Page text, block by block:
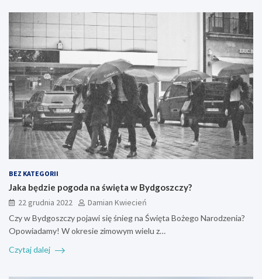
BEZ KATEGORII
Jaka będzie pogoda na święta w Bydgoszczy?
22 grudnia 2022
Damian Kwiecień
Czy w Bydgoszczy pojawi się śnieg na Święta Bożego Narodzenia?
Opowiadamy! W okresie zimowym wielu z…
Czytaj dalej